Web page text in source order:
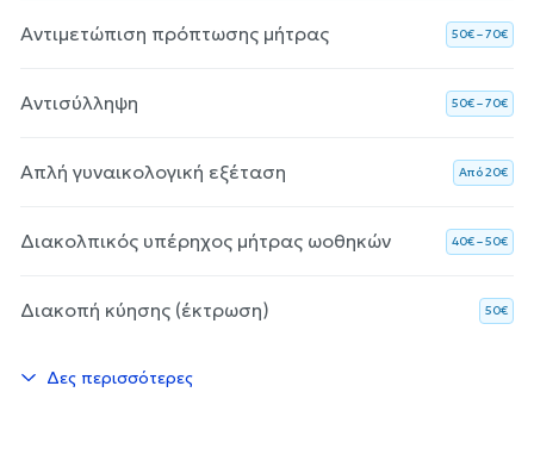
Αντιμετώπιση πρόπτωσης μήτρας 50€ – 70€
Αντισύλληψη 50€ – 70€
Απλή γυναικολογική εξέταση Aπό 20€
Διακολπικός υπέρηχος μήτρας ωοθηκών 40€ – 50€
Διακοπή κύησης (έκτρωση) 50€
Δες περισσότερες